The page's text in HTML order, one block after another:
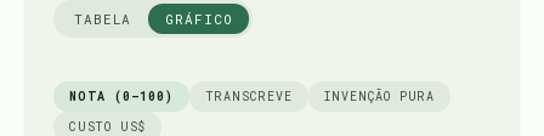
TABELA GRÁFICO
NOTA (0–100) TRANSCREVE
INVENÇÃO PURA
CUSTO US$